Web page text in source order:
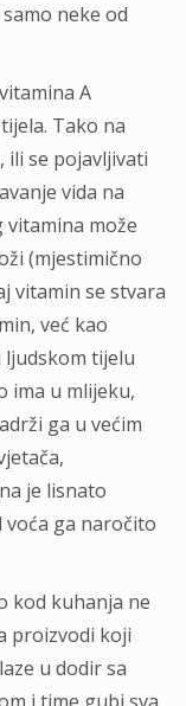
neke od
A
Tako na
se pojavljivati
vida na
vitamina može
(mjestimično
vitamin se stvara
već kao
tijelu
ima u mlijeku,
ga u većim
je lisnato
voća ga naročito
kod kuhanja ne
proizvodi koji
u dodir sa